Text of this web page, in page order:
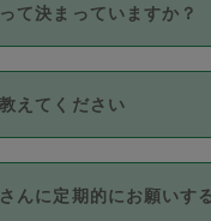
用いただくには、タス
お、3時間を下回って
て決まっていますか？
の中からタスカジさ
価格設定には最初は制
な最高額が上がってい
えてください
レジットカード（
ります。
んに定期的にお願いす